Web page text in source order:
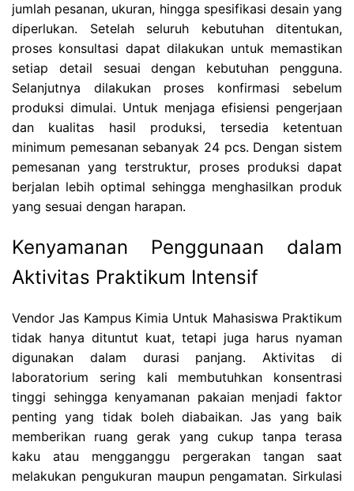
jumlah pesanan, ukuran, hingga spesifikasi desain yang
diperlukan. Setelah seluruh kebutuhan ditentukan,
proses konsultasi dapat dilakukan untuk memastikan
setiap detail sesuai dengan kebutuhan pengguna.
Selanjutnya dilakukan proses konfirmasi sebelum
produksi dimulai. Untuk menjaga efisiensi pengerjaan
dan kualitas hasil produksi, tersedia ketentuan
minimum pemesanan sebanyak 24 pcs. Dengan sistem
pemesanan yang terstruktur, proses produksi dapat
berjalan lebih optimal sehingga menghasilkan produk
yang sesuai dengan harapan.
Kenyamanan Penggunaan dalam
Aktivitas Praktikum Intensif
Vendor Jas Kampus Kimia Untuk Mahasiswa Praktikum
tidak hanya dituntut kuat, tetapi juga harus nyaman
digunakan dalam durasi panjang. Aktivitas di
laboratorium sering kali membutuhkan konsentrasi
tinggi sehingga kenyamanan pakaian menjadi faktor
penting yang tidak boleh diabaikan. Jas yang baik
memberikan ruang gerak yang cukup tanpa terasa
kaku atau mengganggu pergerakan tangan saat
melakukan pengukuran maupun pengamatan. Sirkulasi